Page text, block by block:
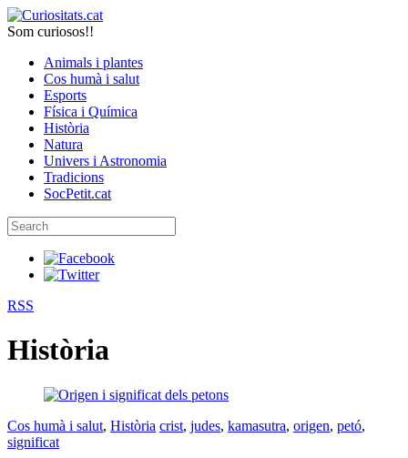
Som curiosos!!
Animals i plantes
Cos humà i salut
Esports
Física i Química
Història
Natura
Univers i Astronomia
Tradicions
SocPetit.cat
RSS
Història
Cos humà i salut, Història crist, judes, kamasutra, origen, petó,
significat